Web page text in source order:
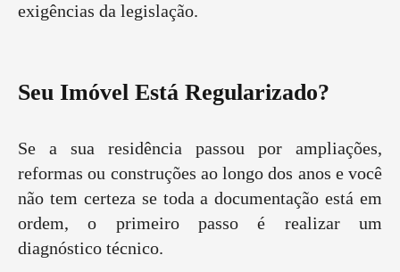
exigências da legislação.
Seu Imóvel Está Regularizado?
Se a sua residência passou por ampliações,
reformas ou construções ao longo dos anos e você
não tem certeza se toda a documentação está em
ordem, o primeiro passo é realizar um
diagnóstico técnico.